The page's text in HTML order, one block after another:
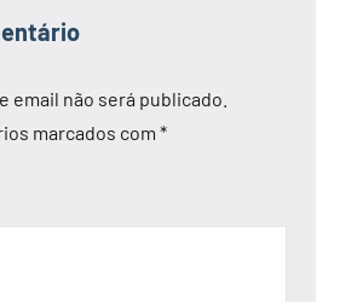
email não será publicado.
marcados com *